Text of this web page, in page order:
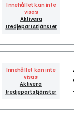
Innehållet kan inte
visas
Aktivera
tredjepartstjänster
Innehållet kan inte
visas
Aktivera
tredjepartstjänster